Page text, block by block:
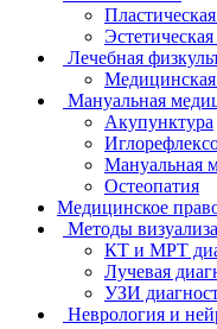
Лечебная
Медицинская
Мануальная
Акупунктура
Мануальная
Остеопатия
Медицинское
Методы
КТ и МРТ
Лучевая
УЗИ
Неврология и